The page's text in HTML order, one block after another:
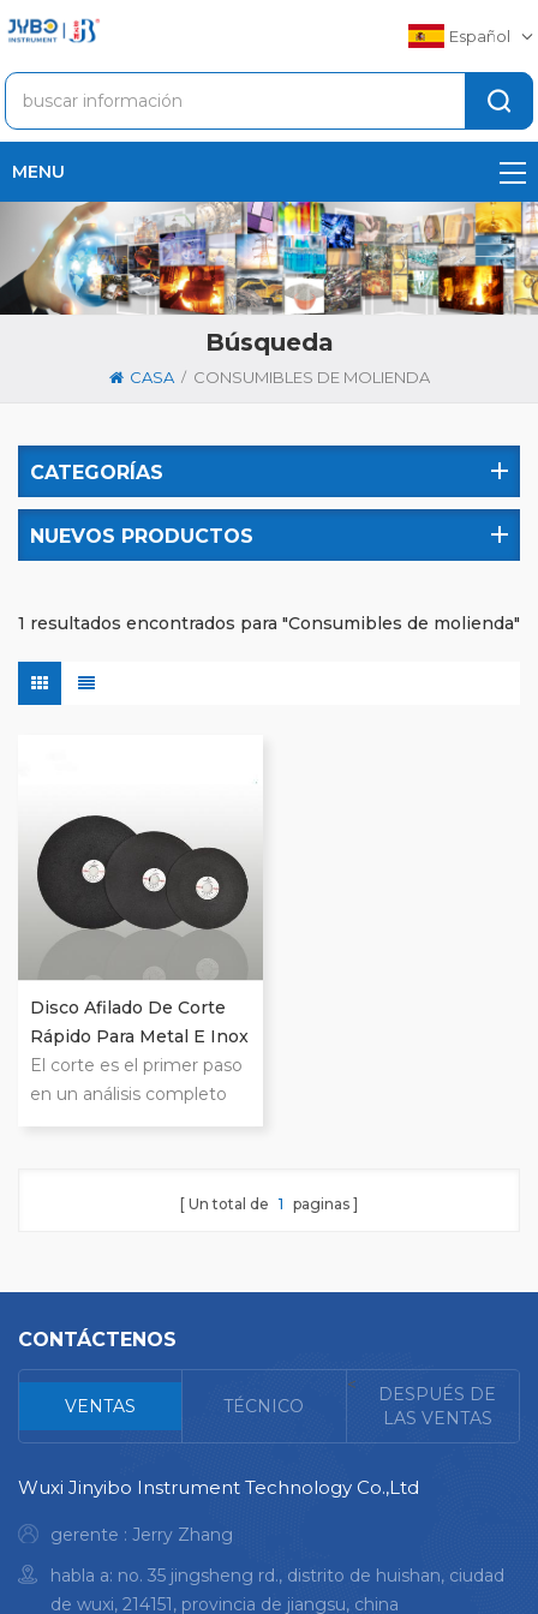
Español
MENU
Búsqueda
CASA / CONSUMIBLES DE MOLIENDA
CATEGORÍAS
NUEVOS PRODUCTOS
1 resultados encontrados para "Consumibles de molienda"
Disco Afilado De Corte
Rápido Para Metal E Inox
El corte es el primer paso
en un análisis completo
del material; la selección
con la geometría y lasUn total de 1 paginas
CONTÁCTENOS
VENTAS TÉCNICO
<
DESPUÉS DE
LAS VENTAS
Wuxi Jinyibo Instrument Technology Co.,Ltd
gerente : Jerry Zhang
habla a: no. 35 jingsheng rd., distrito de huishan, ciudad
de wuxi, 214151, provincia de jiangsu, china